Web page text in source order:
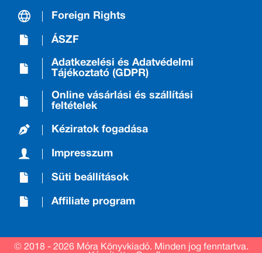
Foreign Rights
ÁSZF
Adatkezelési és Adatvédelmi
Tájékoztató (GDPR)
Online vásárlási és szállítási
feltételek
Kéziratok fogadása
Impresszum
Süti beállítások
Affiliate program
© 2018 - 2026 Móra Könyvkiadó. Minden jog fenntartva.